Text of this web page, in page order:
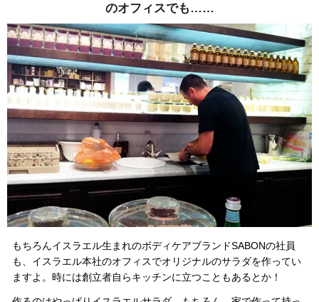
のオフィスでも……
もちろんイスラエル生まれのボディケアブランドSABONの社員
も、イスラエル本社のオフィスでオリジナルのサラダを作ってい
ますよ。時には創立者自らキッチンに立つこともあるとか！